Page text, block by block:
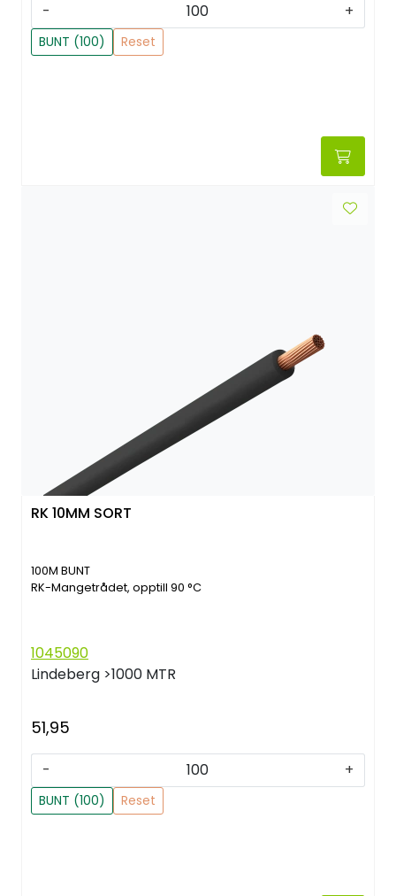
- +
BUNT (100) Reset
RK 10MM SORT
100M BUNT
RK-Mangetrådet, opptill 90 °C
1045090
Lindeberg >1000 MTR
51,95
- +
BUNT (100) Reset